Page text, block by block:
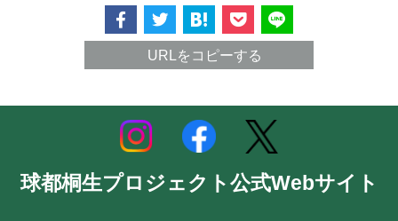
URLをコピーする
球都桐生プロジェクト公式Webサイト